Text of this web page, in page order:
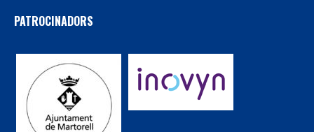
PATROCINADORS